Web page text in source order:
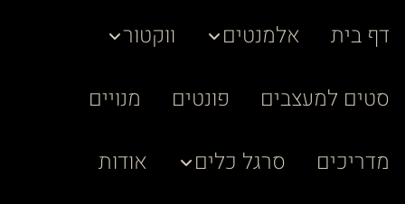
דף בית אלמנטים
ווקטור
סטים למעצבים
פונטים
מנויים
מדריכים
סרגל כלים
אודות